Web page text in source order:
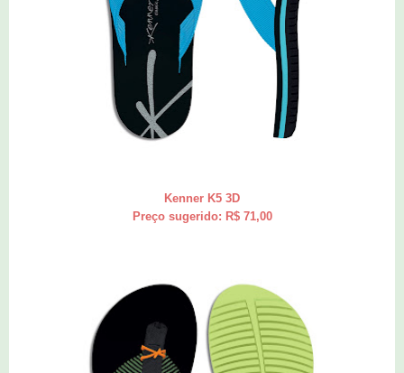
Kenner K5 3D
Preço sugerido: R$ 71,00